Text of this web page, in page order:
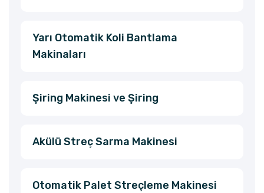
Yarı Otomatik Koli Bantlama
Makinaları
Şiring Makinesi ve Şiring
Akülü Streç Sarma Makinesi
Otomatik Palet Streçleme Makinesi